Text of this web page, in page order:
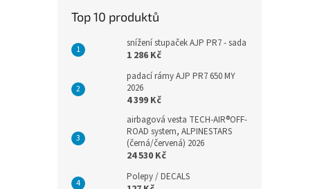
Top 10 produktů
snížení stupaček AJP PR7 - sada
1 286 Kč
padací rámy AJP PR7 650 MY
2026
4 399 Kč
airbagová vesta TECH-AIR®OFF-
ROAD system, ALPINESTARS
(černá/červená) 2026
24 530 Kč
Polepy / DECALS